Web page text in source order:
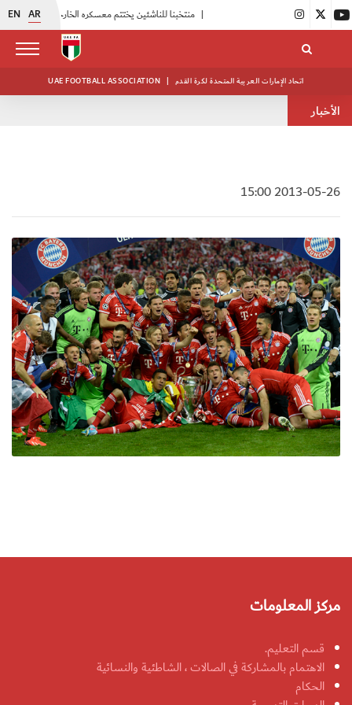
EN AR اتحاد الكرة يُنظم ورشة عمل للمراقبين المعتمدين منتخبنا للناشئين يختتم معسكره الخارجي في صربيا
UAE FOOTBALL ASSOCIATION | اتحاد الإمارات العربية المتحدة لكرة القدم
الأخبار
2013-05-26 15:00
مركز المعلومات
قسم التعليم.
الاهتمام بالمشاركة في الصالات ، الشاطئية والنسائية
الحكام